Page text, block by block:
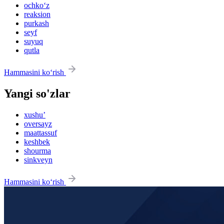
ochko‘z
reaksion
purkash
seyf
suyuq
qutla
Hammasini ko‘rish
Yangi so'zlar
xushu’
oversayz
maattassuf
keshbek
shourma
sinkveyn
Hammasini ko‘rish